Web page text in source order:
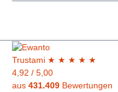
Trustami ★ ★ ★ ★ ★
4,92 / 5,00
aus 431.409 Bewertungen